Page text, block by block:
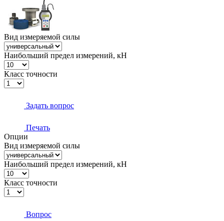
Вид измеряемой силы
Наибольший предел измерений, кН
Класс точности
Задать вопрос
Печать
Опции
Вид измеряемой силы
Наибольший предел измерений, кН
Класс точности
Вопрос